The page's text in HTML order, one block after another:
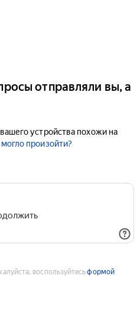
отправляли вы, а
устройства похожи на
произойти?
воспользуйтесьформой